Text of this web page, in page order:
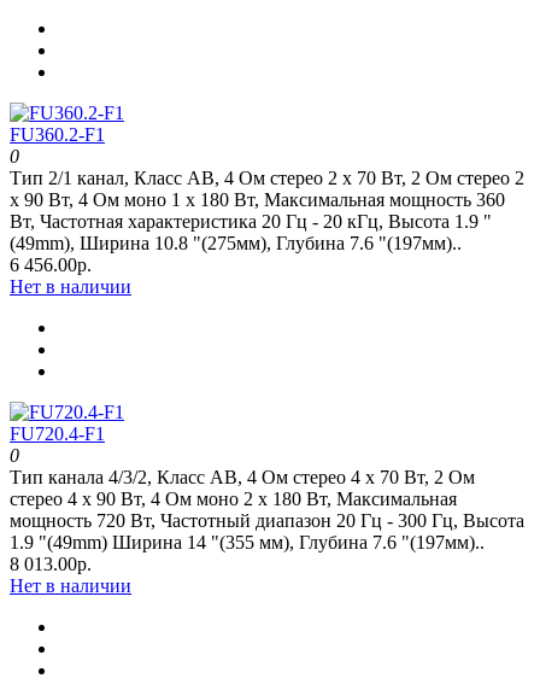
FU360.2-F1
0
Тип 2/1 канал, Класс AB, 4 Ом стерео 2 х 70 Вт, 2 Ом стерео 2
х 90 Вт, 4 Ом моно 1 х 180 Вт, Максимальная мощность 360
Вт, Частотная характеристика 20 Гц - 20 кГц, Высота 1.9 "
(49mm), Ширина 10.8 "(275мм), Глубина 7.6 "(197мм)..
6 456.00р.
Нет в наличии
FU720.4-F1
0
Тип канала 4/3/2, Класс AB, 4 Ом стерео 4 х 70 Вт, 2 Ом
стерео 4 х 90 Вт, 4 Ом моно 2 х 180 Вт, Максимальная
мощность 720 Вт, Частотный диапазон 20 Гц - 300 Гц, Высота
1.9 "(49mm) Ширина 14 "(355 мм), Глубина 7.6 "(197мм)..
8 013.00р.
Нет в наличии